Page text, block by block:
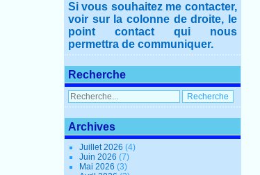
Si vous souhaitez me contacter,
voir sur la colonne de droite, le
point contact qui nous
permettra de communiquer.
Recherche
Archives
Juillet 2026(4)
Juin 2026(7)
Mai 2026(3)